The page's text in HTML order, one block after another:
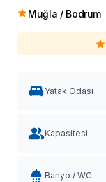
Muğla / Bodrum
Yatak Odası
Kapasitesi
Banyo / WC